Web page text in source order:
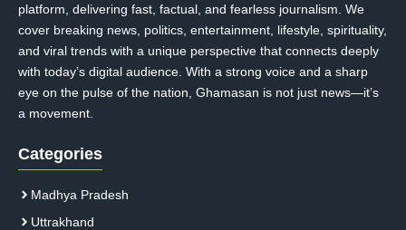
platform, delivering fast, factual, and fearless journalism. We
cover breaking news, politics, entertainment, lifestyle, spirituality,
and viral trends with a unique perspective that connects deeply
with today’s digital audience. With a strong voice and a sharp
eye on the pulse of the nation, Ghamasan is not just news—it’s
a movement.
Categories
Madhya Pradesh
Uttrakhand